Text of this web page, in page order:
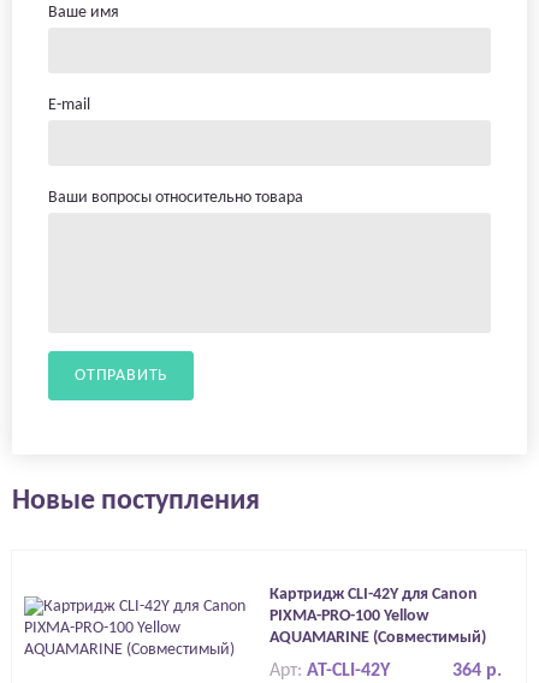
Ваше имя
E-mail
Ваши вопросы относительно товара
ОТПРАВИТЬ
Новые поступления
Картридж CLI-42Y для Canon
PIXMA-PRO-100 Yellow
AQUAMARINE (Совместимый)
364 р.
Арт:AT-CLI-42Y